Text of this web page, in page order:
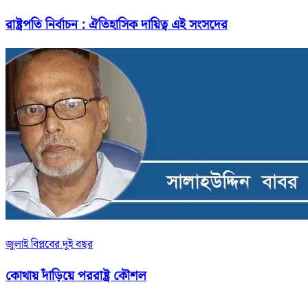
রাষ্ট্রপতি নির্বাচন : ঐতিহাসিক দায়িত্ব এই সংসদের
জুলাই বিপ্লবের দুই বছর
কোথায় দাঁড়িয়ে পররাষ্ট্র কৌশল